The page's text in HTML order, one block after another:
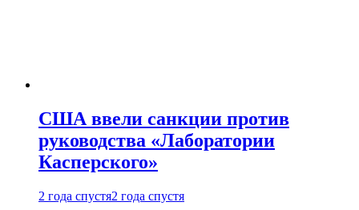
США ввели санкции против
руководства «Лаборатории
Касперского»
2 года спустя2 года спустя